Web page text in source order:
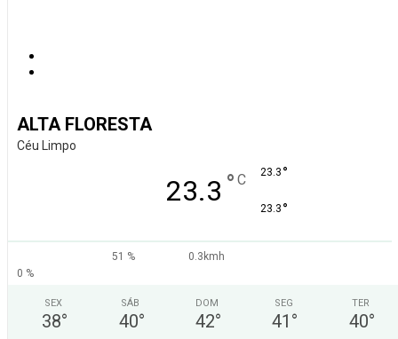
ALTA FLORESTA
Céu Limpo
23.3 ° C 23.3 °
23.3 °
51 %
0.3kmh
0 %
SEX
38°
SÁB
40°
DOM
42°
SEG
41 °
TER
40°